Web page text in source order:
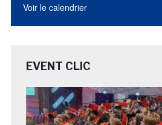
Voir le calendrier
EVENT CLIC